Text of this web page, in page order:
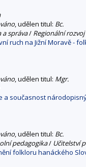
, udělen titul: Bc.
správa/ Regionální rozvoj
ruch na Jižní Moravě -
, udělen titul: Mgr.
a současnost
, udělen titul: Bc.
pedagogika/ Učitelství
folkloru hanáckého